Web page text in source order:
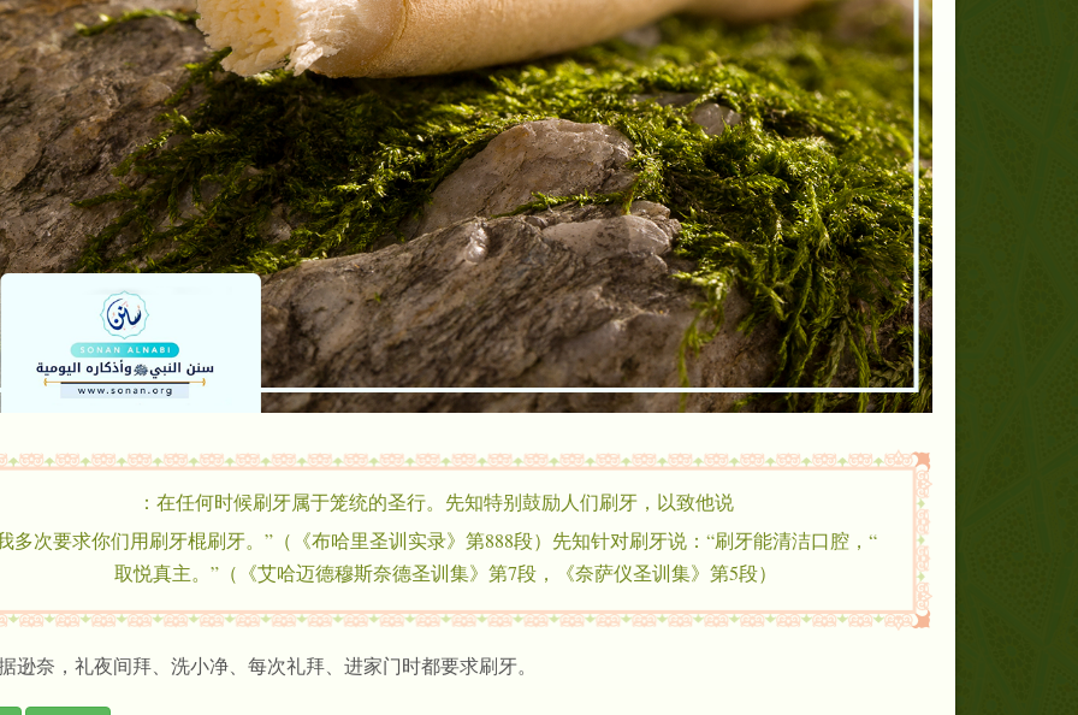
在任何时候刷牙属于笼统的圣行。先知特别鼓励人们刷牙，以致他说：
我多次要求你们用刷牙棍刷牙。”（《布哈里圣训实录》第888段）先知针对刷牙说：“刷牙能清洁口腔，
取悦真主。”（《艾哈迈德穆斯奈德圣训集》第7段，《奈萨仪圣训集》第5段）
逊奈，礼夜间拜、洗小净、每次礼拜、进家门时都要求刷牙。